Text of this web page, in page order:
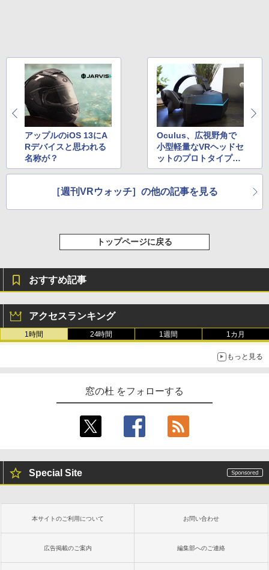
アップルのiOS 13にA
Rデバイスと思われる
名称が？
Oculus、広視野角で
小型軽量なVRヘッドセ
ットのプロトタイプ公
開
［週刊VRウォッチ］の他の記事を見る
トップページに戻る
おすすめ記事
アクセスランキング
1時間 24時間 1週間 1カ月
もっと見る
窓の杜 をフォローする
Special Site
本サイトのご利用について お問い合わせ
広告掲載のご案内 編集部へのご連絡